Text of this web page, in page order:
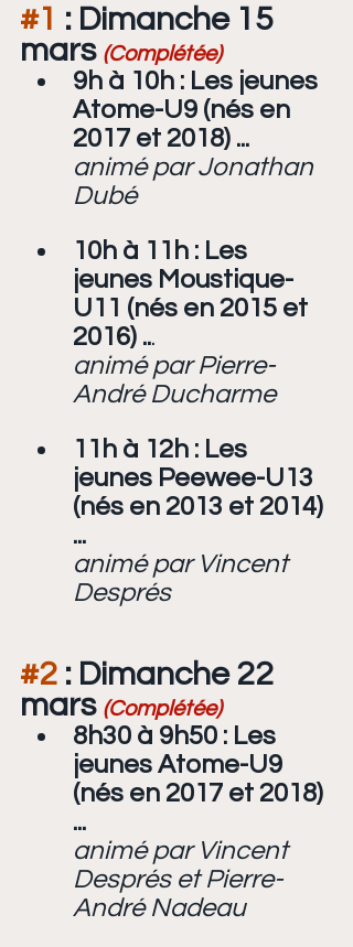
#1 : Dimanche 15
mars (Complétée)
9h à 10h : Les jeunes
Atome-U9 (nés en
2017 et 2018) ...
animé par Jonathan
Dubé
10h à 11h : Les
jeunes Moustique-
U11 (nés en 2015 et
2016) ...
animé par Pierre-
André Ducharme
11h à 12h : Les
jeunes Peewee-U13
(nés en 2013 et 2014)
...
animé par Vincent
Després
#2 : Dimanche 22
mars (Complétée)
8h30 à 9h50 : Les
jeunes Atome-U9
(nés en 2017 et 2018)
...
animé par Vincent
Després et Pierre-
André Nadeau